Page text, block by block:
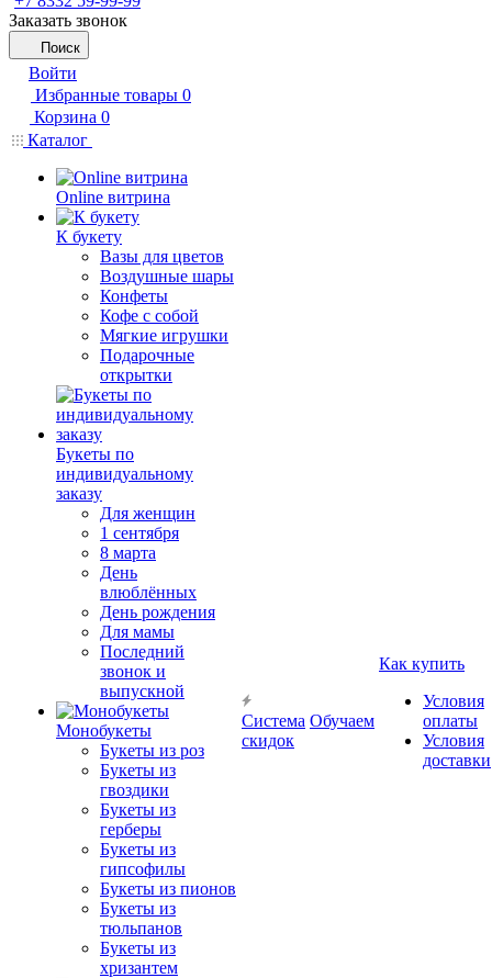
Заказать звонок
Поиск
Войти
Избранные товары 0
Корзина 0
Каталог
Online витрина
К букету
Вазы для цветов
Воздушные шары
Конфеты
Кофе с собой
Мягкие игрушки
Подарочные
открытки
Букеты по
индивидуальному
заказу
Для женщин
1 сентября
8 марта
День
влюблённых
День рождения
Для мамы
Последний
звонок и
выпускной
Монобукеты
Букеты из роз
Букеты из
гвоздики
Букеты из
герберы
Букеты из
гипсофилы
Букеты из пионов
Букеты из
тюльпанов
Букеты из
хризантем
Система
скидок
Обучаем
Как купить
Условия
оплаты
Условия
доставки